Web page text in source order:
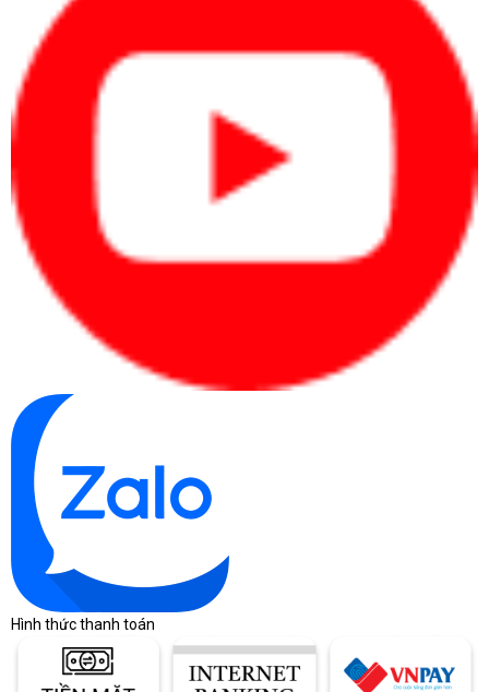
Hình thức thanh toán